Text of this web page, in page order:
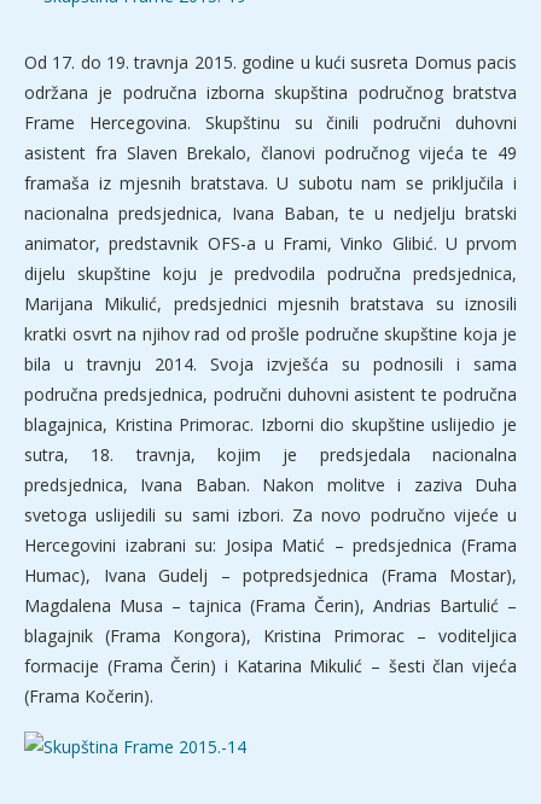
Od 17. do 19. travnja 2015. godine u kući susreta Domus pacis
održana je područna izborna skupština područnog bratstva
Frame Hercegovina. Skupštinu su činili područni duhovni
asistent fra Slaven Brekalo, članovi područnog vijeća te 49
framaša iz mjesnih bratstava. U subotu nam se priključila i
nacionalna predsjednica, Ivana Baban, te u nedjelju bratski
animator, predstavnik OFS-a u Frami, Vinko Glibić. U prvom
dijelu skupštine koju je predvodila područna predsjednica,
Marijana Mikulić, predsjednici mjesnih bratstava su iznosili
kratki osvrt na njihov rad od prošle područne skupštine koja je
bila u travnju 2014. Svoja izvješća su podnosili i sama
područna predsjednica, područni duhovni asistent te područna
blagajnica, Kristina Primorac. Izborni dio skupštine uslijedio je
sutra, 18. travnja, kojim je predsjedala nacionalna
predsjednica, Ivana Baban. Nakon molitve i zaziva Duha
svetoga uslijedili su sami izbori. Za novo područno vijeće u
Hercegovini izabrani su: Josipa Matić – predsjednica (Frama
Humac), Ivana Gudelj – potpredsjednica (Frama Mostar),
Magdalena Musa – tajnica (Frama Čerin), Andrias Bartulić –
blagajnik (Frama Kongora), Kristina Primorac – voditeljica
formacije (Frama Čerin) i Katarina Mikulić – šesti član vijeća
(Frama Kočerin).